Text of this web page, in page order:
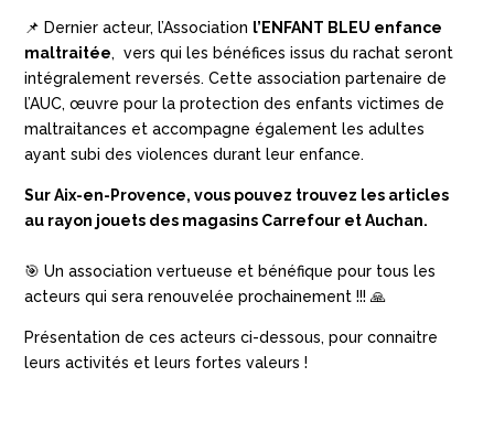
📌 Dernier acteur, l’Association l’ENFANT BLEU enfance
maltraitée, vers qui les bénéfices issus du rachat seront
intégralement reversés. Cette association partenaire de
l’AUC, œuvre pour la protectiondes enfants victimes de
maltraitances et accompagne également les adultes
ayant subi des violencesdurant leur enfance.
SurAix-en-Provence, vous pouvez trouvez les articles
au rayon jouets des magasins Carrefour et Auchan.
🎯 Un association vertueuse et bénéfique pour tous les
acteurs qui sera renouvelée prochainement !!! 🙏
Présentation de ces acteurs ci-dessous, pour connaitre
leurs activités et leurs fortes valeurs !